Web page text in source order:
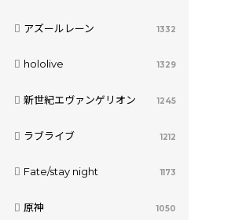
アズールレーン 1332
hololive 1329
新世紀エヴァンゲリオン 1245
ラブライブ 1212
Fate/stay night 1173
原神 1050